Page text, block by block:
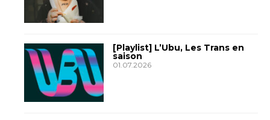
[Playlist] L’Ubu, Les Trans en
saison
01.07.2026